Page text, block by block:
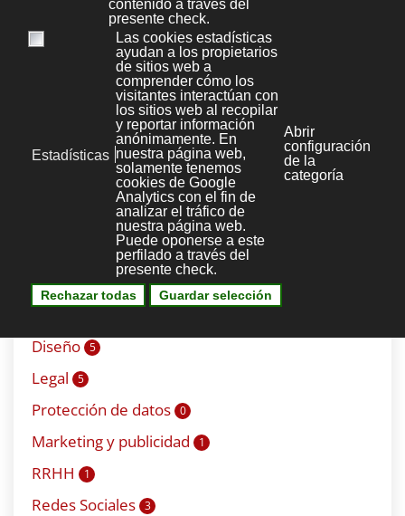
Categorías [KB]
Aplicaciones y frameworks 1
Desarrollo web 14
9
1
Tips & Tricks 5
Diseño 5
Legal 5
Protección de datos 0
Marketing y publicidad 1
RRHH 1
Redes Sociales 3